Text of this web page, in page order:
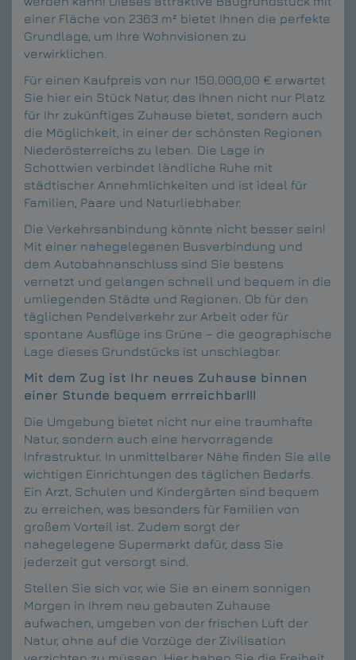
einer Fläche von 2363 m² bietet Ihnen die perfekte
Grundlage, um Ihre Wohnvisionen zu
verwirklichen.
Für einen Kaufpreis von nur 150.000,00 € erwartet
Sie hier ein Stück Natur, das Ihnen nicht nur Platz
für Ihr zukünftiges Zuhause bietet, sondern auch
die Möglichkeit, in einer der schönsten Regionen
Niederösterreichs zu leben. Die Lage in
Schottwien verbindet ländliche Ruhe mit
städtischer Annehmlichkeiten und ist ideal für
Familien, Paare und Naturliebhaber.
Die Verkehrsanbindung könnte nicht besser sein!
Mit einer nahegelegenen Busverbindung und
dem Autobahnanschluss sind Sie bestens
vernetzt und gelangen schnell und bequem in die
umliegenden Städte und Regionen. Ob für den
täglichen Pendelverkehr zur Arbeit oder für
spontane Ausflüge ins Grüne – die geographische
Lage dieses Grundstücks ist unschlagbar.
Mit dem Zug ist Ihr neues Zuhause binnen
einer Stunde bequem errreichbar!!!
Die Umgebung bietet nicht nur eine traumhafte
Natur, sondern auch eine hervorragende
Infrastruktur. In unmittelbarer Nähe finden Sie alle
wichtigen Einrichtungen des täglichen Bedarfs.
Ein Arzt, Schulen und Kindergärten sind bequem
zu erreichen, was besonders für Familien von
großem Vorteil ist. Zudem sorgt der
nahegelegene Supermarkt dafür, dass Sie
jederzeit gut versorgt sind.
Stellen Sie sich vor, wie Sie an einem sonnigen
Morgen in Ihrem neu gebauten Zuhause
aufwachen, umgeben von der frischen Luft der
Natur, ohne auf die Vorzüge der Zivilisation